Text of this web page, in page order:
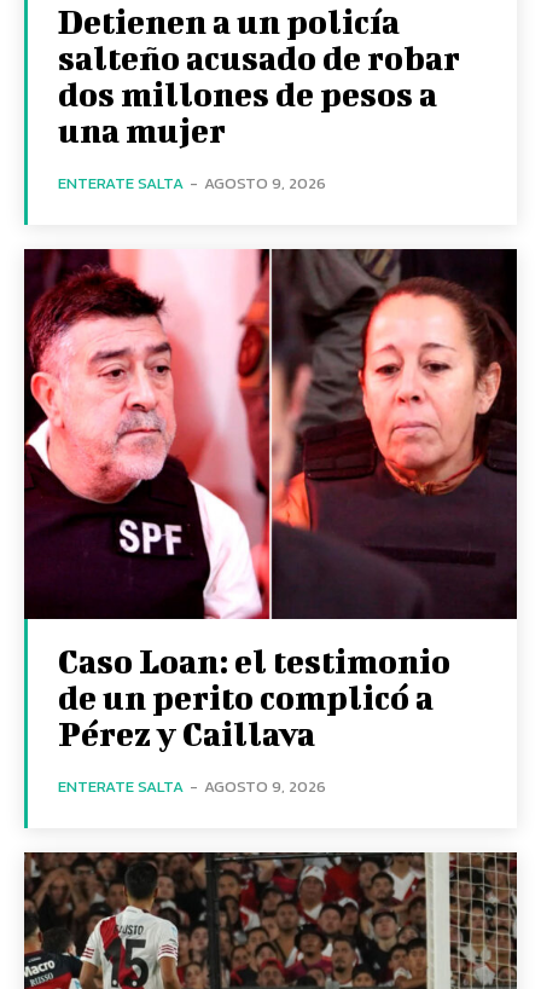
Detienen a un policía
salteño acusado de robar
dos millones de pesos a
una mujer
ENTERATE SALTA - AGOSTO 9, 2026
Caso Loan: el testimonio
de un perito complicó a
Pérez y Caillava
ENTERATE SALTA - AGOSTO 9, 2026